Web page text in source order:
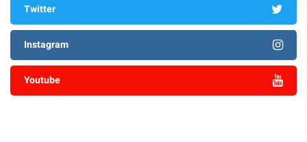
Twitter
Instagram
Youtube